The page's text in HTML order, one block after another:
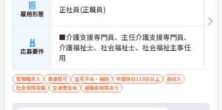
雇用形態 正社員(正職員)
応募要件
■介護支援専門員、主任介護支援専門員、
介護福祉士、社会福祉士、社会福祉主事任
用
管理職求人 車通勤可 住宅手当・補助 年間休日110日以上
高収入
社会保険完備
交通費支給 退職金制度あり